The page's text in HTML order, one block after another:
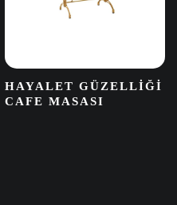
HAYALET GÜZELLIĞI
CAFE MASASI